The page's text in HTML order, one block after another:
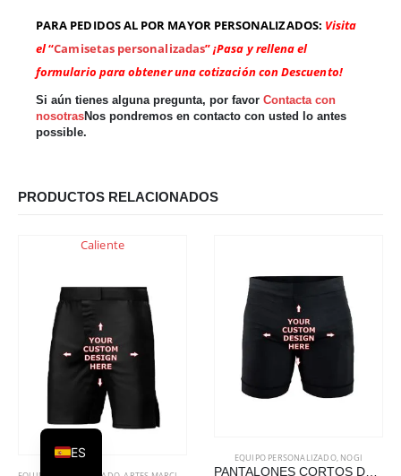
PARA PEDIDOS AL POR MAYOR PERSONALIZADOS: Visita
el“Camisetas personalizadas”¡Pasa y rellena el
formulario para obtener una cotización con Descuento!
Si aún tienes alguna pregunta, por favor Contacta con
nosotrasNos pondremos en contacto con usted lo antes
possible.
PRODUCTOS RELACIONADOS
Caliente
EQUIPO PERSONALIZADO, NOGI
PANTALONES CORTOS DE COMPRESIÓN PERSONALIZADOS
ES
EN